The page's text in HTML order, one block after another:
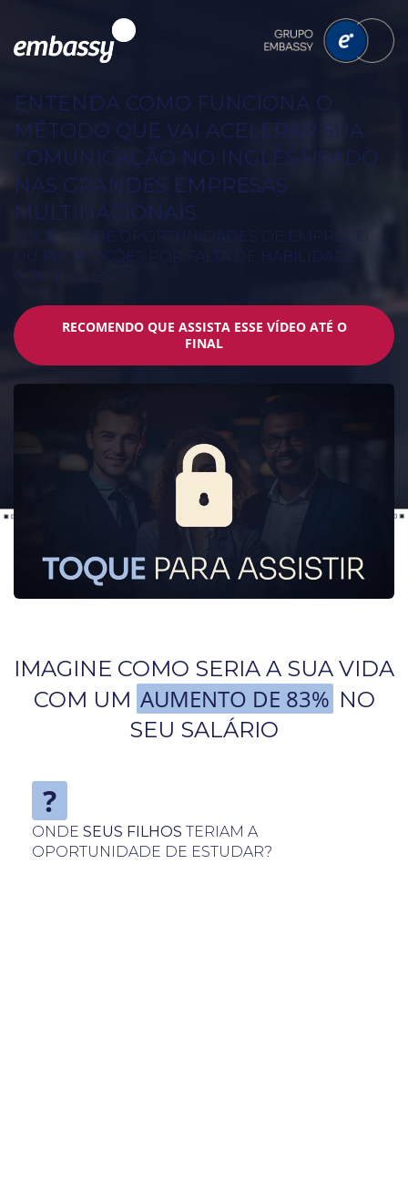
ENTENDA COMO FUNCIONA O
MÉTODO QUE VAI ACELERAR SUA
COMUNICAÇÃO NO INGLÊS USADO
NAS GRANDES EMPRESAS
MULTINACIONAIS
VOCÊ PERDE OPORTUNIDADES DE EMPREGO
OU PROMOÇÕES POR FALTA DE HABILIDADE
COM INGLÊS?
RECOMENDO QUE ASSISTA ESSE VÍDEO ATÉ O
FINAL
IMAGINE COMO SERIA A SUA VIDA
COM UM AUMENTO DE 83% NO
SEU SALÁRIO
?
ONDE SEUS FILHOS TERIAM A
OPORTUNIDADE DE ESTUDAR?